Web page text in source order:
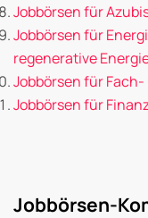
Jobbörsen für
Jobbörsen für
regenerative
Jobbörsen für
Jobbörsen für
Jobbörsen-